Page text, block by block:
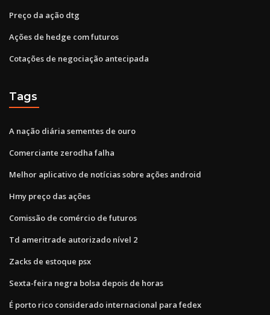
Preço da ação dtg
Ações de hedge com futuros
Cotações de negociação antecipada
Tags
A nação diária sementes de ouro
Comerciante zerodha falha
Melhor aplicativo de notícias sobre ações android
Hmy preço das ações
Comissão de comércio de futuros
Td ameritrade autorizado nível 2
Zacks de estoque psx
Sexta-feira negra bolsa depois de horas
É porto rico considerado internacional para fedex